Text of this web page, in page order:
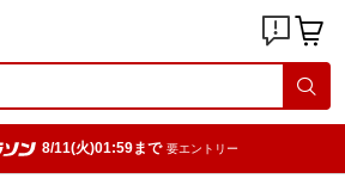
8/11(火)01:59まで 要エントリー